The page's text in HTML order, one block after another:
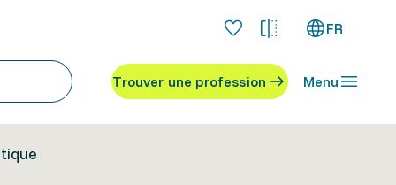
FR
Trouver une profession Menu